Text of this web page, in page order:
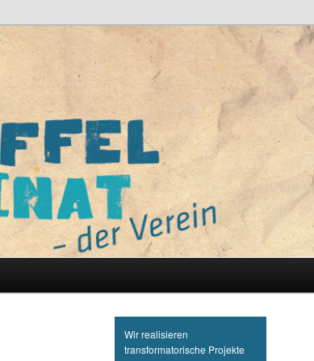
Wir realisieren
transformatorische Projekte